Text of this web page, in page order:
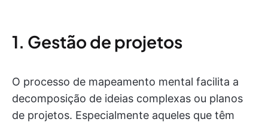
1. Gestão de projetos
O processo de mapeamento mental facilita a
decomposição de ideias complexas ou planos
de projetos. Especialmente aqueles que têm